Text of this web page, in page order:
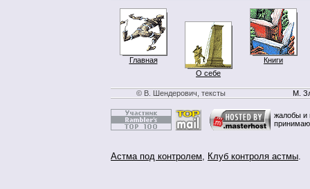
Главная
О себе
Книги
© В. Шендерович, тексты М.
жалобы и
Астма под контролем, Клуб контроля астмы.